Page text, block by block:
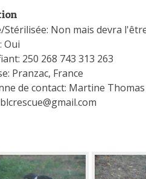
Stérilisée: Non mais devra
Oui
250 268 743 313 263
Pranzac, France
de contact: Martine